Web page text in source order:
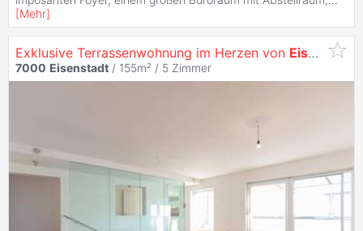
[Mehr]
Exklusive Terrassenwohnung im Herzen von Eisenstadt
7000 Eisenstadt / 155m² / 5 Zimmer